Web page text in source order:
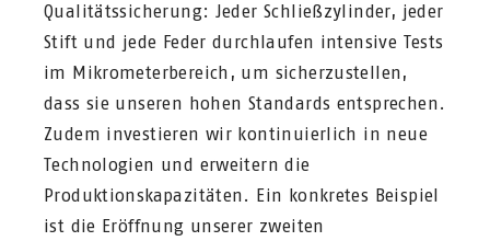
Qualitätssicherung: Jeder Schließzylinder, jeder
Stift und jede Feder durchlaufen intensive Tests
im Mikrometerbereich, um sicherzustellen,
dass sie unseren hohen Standards entsprechen.
Zudem investieren wir kontinuierlich in neue
Technologien und erweitern die
Produktionskapazitäten. Ein konkretes Beispiel
ist die Eröffnung unserer zweiten